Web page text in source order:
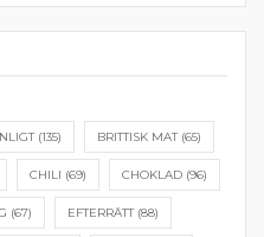
(135) BRITTISK MAT(65)
CHILI (69) CHOKLAD (96)
(67) EFTERRÄTT(88)